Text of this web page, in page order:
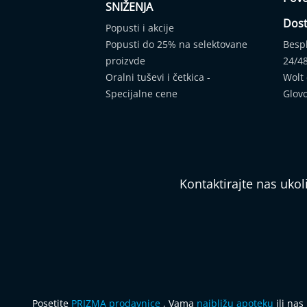
SNIŽENJA
Popusti i akcije
Popusti do 25% na selektovane
proizvde
Oralni tuševi i četkica -
Specijalne cene
24/
Wolt
Kontaktirajte nas
Posetite PRIZMA prodavnice , Vama najbližu apoteku ili nas